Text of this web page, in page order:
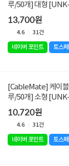
루/50개] 대형
13,700원
4.6 31건
네이버 포인트 토스페
[CableMate] 케이
루/50개] 소형
10,720원
4.6 31건
네이버 포인트 토스페